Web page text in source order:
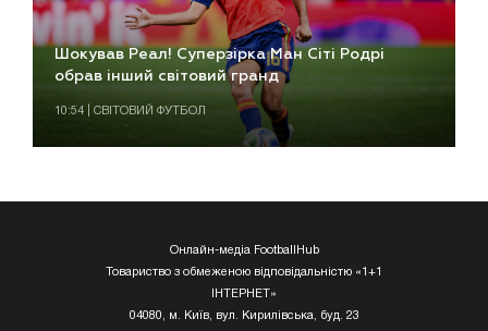
Шокував Реал! Суперзірка Ман Сіті Родрі
обрав інший світовий гранд
10:54 | СВІТОВИЙ ФУТБОЛ
Онлайн-медіа FootballHub
Товариство з обмеженою відповідальністю «1+1
ІНТЕРНЕТ»
04080, м. Київ, вул. Кирилівська, буд. 23